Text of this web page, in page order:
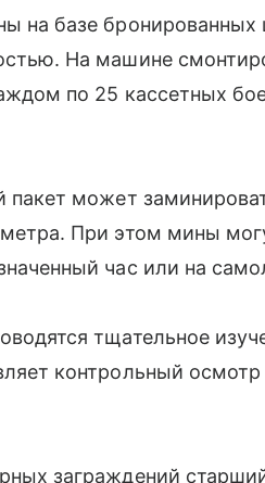
на базе
На машине
по 25 кассетных
может
При этом мины
час или на
тщательное
контрольный осмотр
заграждений